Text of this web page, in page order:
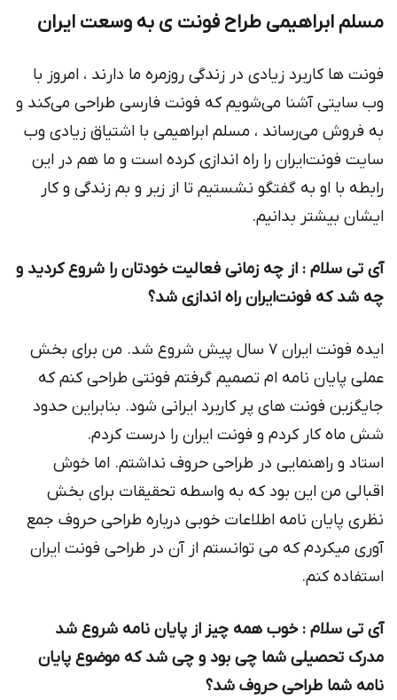
مسلم ابراهیمی طراح فونت ی به وسعت ایران
فونت ها کاربرد زیادی در زندگی روزمره ما دارند ، امروز با
وب سایتی آشنا می‌شویم که فونت فارسی طراحی می‌کند و
به فروش می‌رساند ، مسلم ابراهیمی با اشتیاق زیادی وب
سایت فونت‌ایران را راه اندازی کرده است و ما هم در این
رابطه با او به گفتگو نشستیم تا از زیر و بم زندگی و کار
ایشان بیشتر بدانیم.
آی تی سلام : از چه زمانی فعالیت خودتان را شروع كردید و
چه شد كه فونت‌ایران راه اندازی شد؟
ایده فونت ایران ۷ سال پیش شروع شد. من برای بخش
عملی پایان نامه ام تصمیم گرفتم فونتی طراحی کنم که
جایگزین فونت های پر کاربرد ایرانی شود. بنابراین حدود
شش ماه کار کردم و فونت ایران را درست کردم.
استاد و راهنمایی در طراحی حروف نداشتم. اما خوش
اقبالی من این بود که به واسطه تحقیقات برای بخش
نظری پایان نامه اطلاعات خوبی درباره طراحی حروف جمع
آوری میکردم که می توانستم از آن در طراحی فونت ایران
استفاده کنم.
آی تی سلام : خوب همه چیز از پایان نامه شروع شد
مدرک تحصیلی شما چی بود و چی شد که موضوع پایان
نامه شما طراحی حروف شد؟